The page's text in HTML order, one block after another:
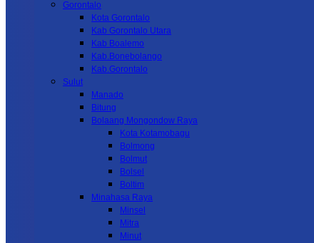
Gorontalo
Kota Gorontalo
Kab Gorontalo Utara
Kab Boalemo
Kab.Bonebolango
Kab.Gorontalo
Sulut
Manado
Bitung
Bolaang Mongondow Raya
Kota Kotamobagu
Bolmong
Bolmut
Bolsel
Boltim
Minahasa Raya
Minsel
Mitra
Minut